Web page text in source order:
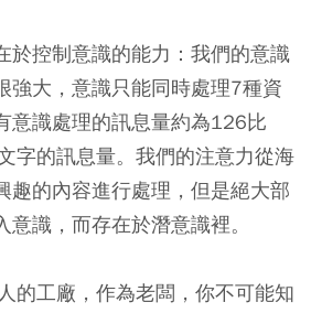
於控制意識的能力：我們的意識
強大，意識只能同時處理7種資
意識處理的訊息量約為126比
字的訊息量。我們的注意力從海
趣的內容進行處理，但是絕大部
識，而存在於潛意識裡。
的工廠，作為老闆，你不可能知